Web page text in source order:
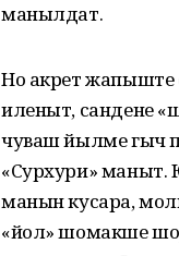
манылдат.
Но акрет жапыште
иленыт, сандене
чуваш йылме гыч
«Сурхури»
манын кусара,
«йол» шомакше